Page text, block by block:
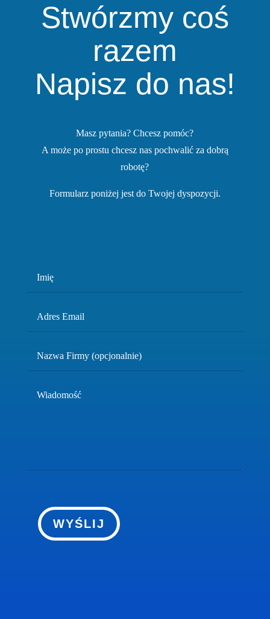
Stwórzmy coś
razem
Napisz do nas!
Masz pytania? Chcesz pomóc?
A może po prostu chcesz nas pochwalić za dobrą
robotę?
Formularz poniżej jest do Twojej dyspozycji.
WYŚLIJ